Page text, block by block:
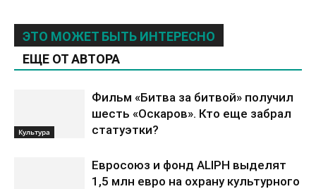
ЭТО МОЖЕТ БЫТЬ ИНТЕРЕСНО
ЕЩЕ ОТ АВТОРА
Культура
Фильм «Битва за битвой» получил
шесть «Оскаров». Кто еще забрал
статуэтки?
Евросоюз и фонд ALIPH выделят
1,5 млн евро на охрану культурного